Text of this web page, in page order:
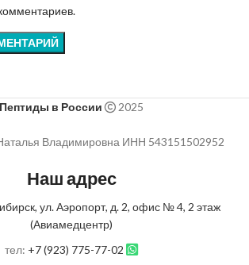
Пептиды в России 2025
Владимировна ИНН 543151502952
Наш адрес
ул. Аэропорт, д. 2, офис № 4, 2 этаж
(Авиамедцентр)
тел: +7 (923) 775-77-02